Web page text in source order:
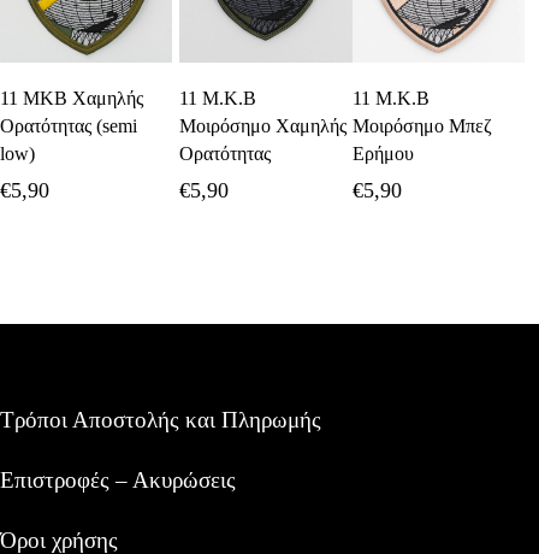
Προσθήκη Στο
Καλάθι
11 ΜΚΒ Χαμηλής
Ορατότητας (semi
low)
€5,90
Καλάθι
11 Μ.Κ.Β
Μοιρόσημο Χαμηλής
Ορατότητας
€5,90
Καλάθι
11 Μ.Κ.Β
Μοιρόσημο Μπεζ
Ερήμου
€5,90
Τρόποι Αποστολής και Πληρωμής
Επιστροφές – Ακυρώσεις
Όροι χρήσης